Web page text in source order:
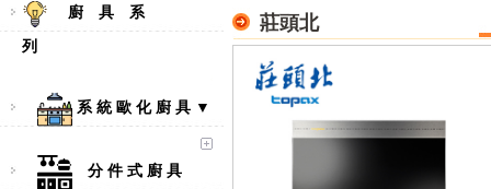
廚 具 系
列
系 統 歐 化 廚 具 ▼
分 件 式 廚 具
莊頭北